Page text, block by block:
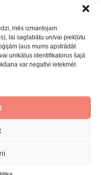
mēs izmantojam
lai saglabātu un/vai piekļūtu
ļaus mums apstrādāt
unikālus identifikatorus šajā
var negatīvi ietekmēt